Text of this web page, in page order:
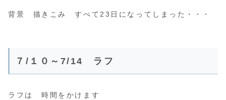
背景 描きこみ すべて23日になってしまった・・・
７/１０～7/14 ラフ
ラフは 時間をかけます